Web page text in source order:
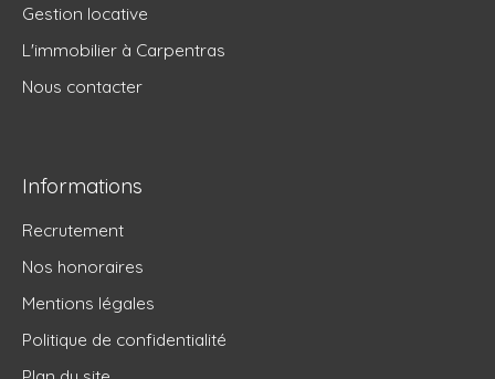
Gestion locative
L'immobilier à Carpentras
Nous contacter
Informations
Recrutement
Nos honoraires
Mentions légales
Politique de confidentialité